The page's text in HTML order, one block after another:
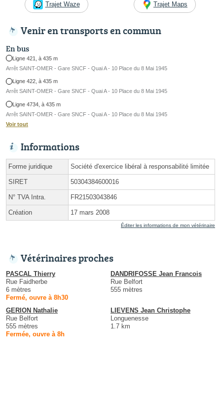
Trajet Waze Trajet Maps
Venir en transports en commun
En bus
Ligne 421, à 435 m
Arrêt SAINT-OMER - Gare SNCF - Quai A - 10 Place du 8 Mai 1945
Ligne 422, à 435 m
Arrêt SAINT-OMER - Gare SNCF - Quai A - 10 Place du 8 Mai 1945
Ligne 4734, à 435 m
Arrêt SAINT-OMER - Gare SNCF - Quai A - 10 Place du 8 Mai 1945
Voir tout
Informations
Forme juridique Société d'exercice libéral à responsabilité limitée
SIRET 50304384600016
N° TVA Intra. FR21503043846
Création 17 mars 2008
Éditer les informations de mon vétérinaire
Vétérinaires proches
PASCAL Thierry
Rue Faidherbe
6 mètres
Fermé, ouvre à 8h30
DANDRIFOSSE Jean Francois
Rue Belfort
555 mètres
GERION Nathalie
Rue Belfort
555 mètres
Fermée, ouvre à 8h
LIEVENS Jean Christophe
Longuenesse
1.7 km